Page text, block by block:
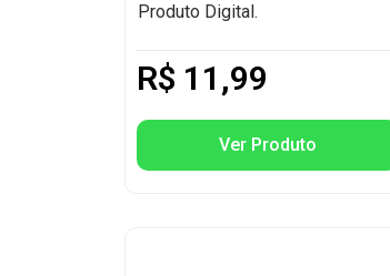
Produto Digital.
R$ 11,99
Ver Produto